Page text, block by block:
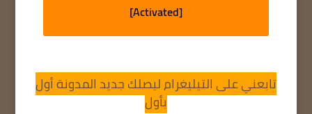
[Activated]
تابعني على التيليغرام ليصلك جديد المدونة أول
بأول